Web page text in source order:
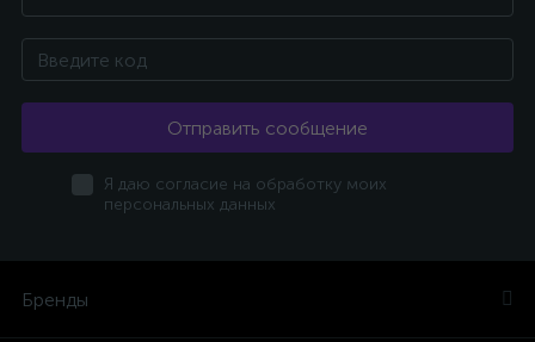
Отправить сообщение
Я даю согласие на обработку моих
персональных данных
Бренды